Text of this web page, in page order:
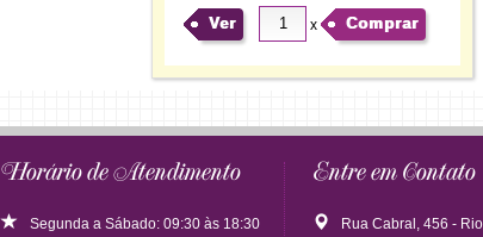
Ver x Comprar
Horário de Atendimento
Segunda a Sábado: 09:30 às 18:30
Entre em Contato
Rua Cabral, 456 -